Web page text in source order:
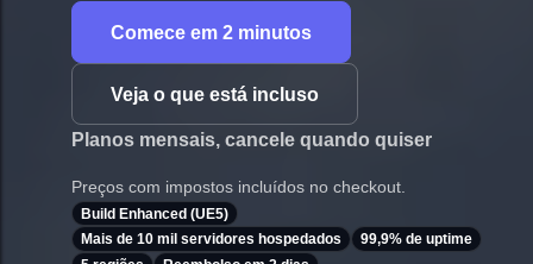
Comece em 2 minutos
Veja o que está incluso
Planos mensais, cancele quando quiser
Preços com impostos incluídos no checkout.
Build Enhanced (UE5)
Mais de 10 mil servidores hospedados
99,9% de uptime